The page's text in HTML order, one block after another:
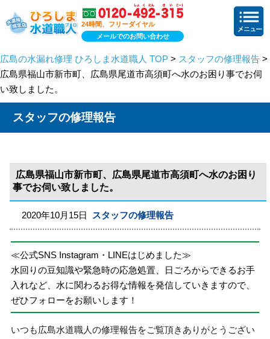
24時間、フリーダイヤル
メールでのお問い合わせ
広島の水漏れ修理 ひろしま水道職人 TOP > スタッフの修理報告 >
広島県福山市新市町、広島県尾道市高須町へ水のお困り事でお伺
い致しました。
スタッフの修理報告
広島県福山市新市町、広島県尾道市高須町へ水のお困り
事でお伺い致しました。
2020年10月15日 スタッフの修理報告
≪公式SNS Instagram・LINEはじめました≫
水回りの豆知識や緊急時の応急処置、日ごろからできるお手
入れなど、水に関わるお得な情報を発信していきますので、
ぜひフォローをお願いします！
いつも広島水道職人の修理報告をご覧頂きありがとうござい